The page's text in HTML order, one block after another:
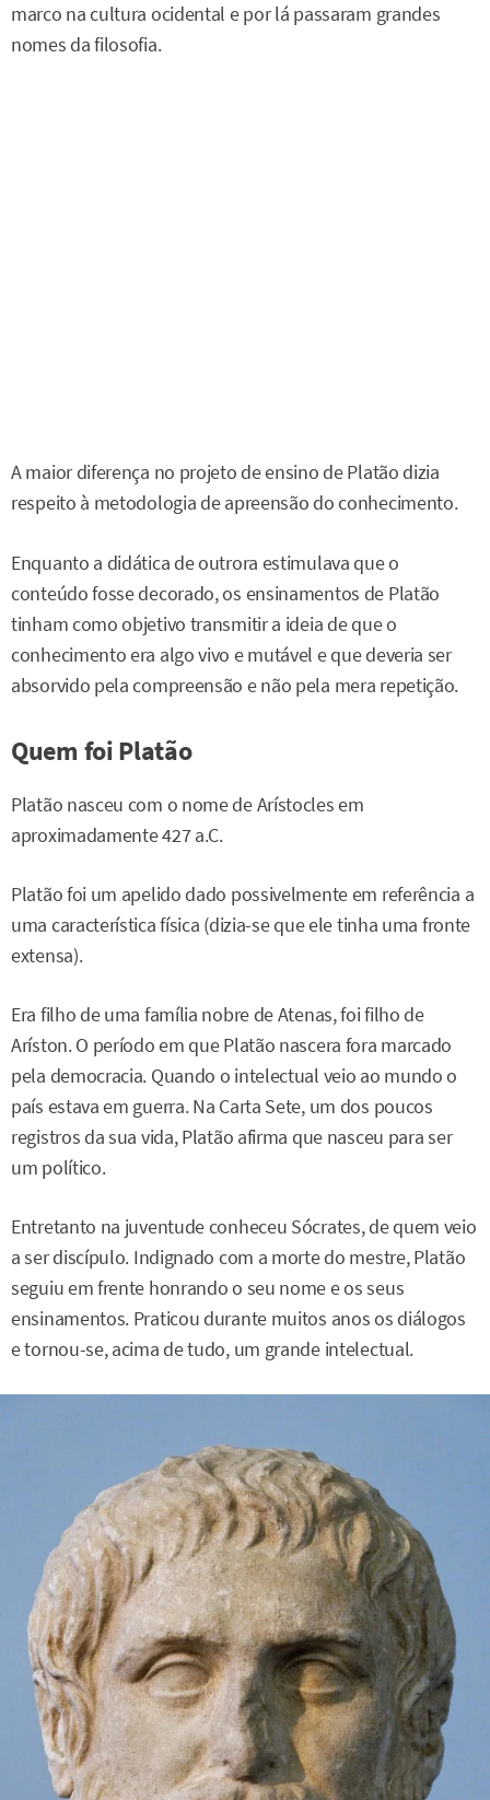
marco na cultura ocidental e por lá passaram grandes
nomes da filosofia.
A maior diferença no projeto de ensino de Platão dizia
respeito à metodologia de apreensão do conhecimento.
Enquanto a didática de outrora estimulava que o
conteúdo fosse decorado, os ensinamentos de Platão
tinham como objetivo transmitir a ideia de que o
conhecimento era algo vivo e mutável e que deveria ser
absorvido pela compreensão e não pela mera repetição.
Quem foi Platão
Platão nasceu com o nome de Arístocles em
aproximadamente 427 a.C.
Platão foi um apelido dado possivelmente em referência a
uma característica física (dizia-se que ele tinha uma fronte
extensa).
Era filho de uma família nobre de Atenas, foi filho de
Aríston. O período em que Platão nascera fora marcado
pela democracia. Quando o intelectual veio ao mundo o
país estava em guerra. Na Carta Sete, um dos poucos
registros da sua vida, Platão afirma que nasceu para ser
um político.
Entretanto na juventude conheceu Sócrates, de quem veio
a ser discípulo. Indignado com a morte do mestre, Platão
seguiu em frente honrando o seu nome e os seus
ensinamentos. Praticou durante muitos anos os diálogos
e tornou-se, acima de tudo, um grande intelectual.